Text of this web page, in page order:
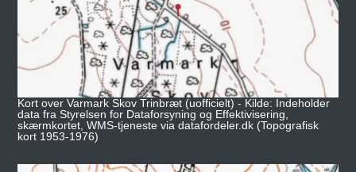
Kort over Varmark Skov Trinbræt (uofficielt) - Kilde: Indeholder
data fra Styrelsen for Dataforsyning og Effektivisering,
skærmkortet, WMS-tjeneste via datafordeler.dk (Topografisk
kort 1953-1976)